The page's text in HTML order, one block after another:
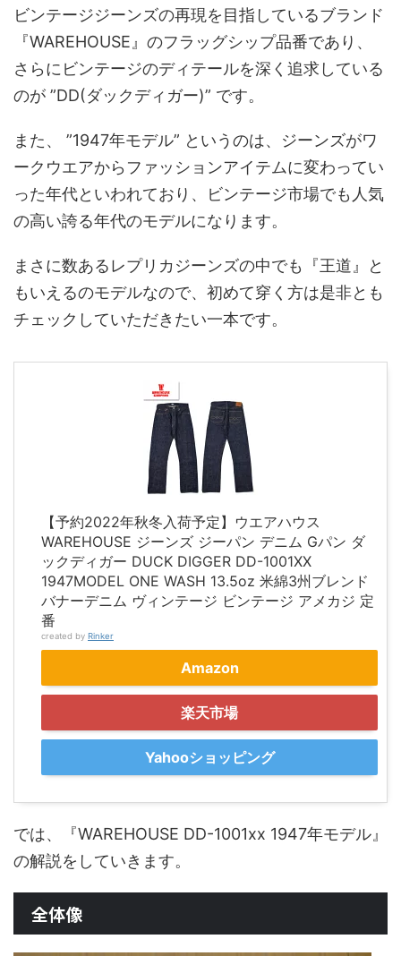
ビンテージジーンズの再現を目指しているブランド
『WAREHOUSE』のフラッグシップ品番であり、
さらにビンテージのディテールを深く追求している
のが ”DD(ダックディガー)” です。
また、 ”1947年モデル” というのは、ジーンズがワ
ークウエアからファッションアイテムに変わってい
った年代といわれており、ビンテージ市場でも人気
の高い誇る年代のモデルになります。
まさに数あるレプリカジーンズの中でも『王道』と
もいえるのモデルなので、初めて穿く方は是非とも
チェックしていただきたい一本です。
【予約2022年秋冬入荷予定】ウエアハウス
WAREHOUSE ジーンズ ジーパン デニム Gパン ダ
ックディガー DUCK DIGGER DD-1001XX
1947MODEL ONE WASH 13.5oz 米綿3州ブレンド
バナーデニム ヴィンテージ ビンテージ アメカジ 定
番
created by Rinker
Amazon
楽天市場
Yahooショッピング
では、『WAREHOUSE DD-1001xx 1947年モデル』
の解説をしていきます。
全体像